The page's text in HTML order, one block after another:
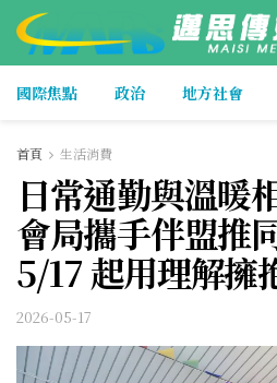
國際焦點 政治 地方社會
首頁 生活消費
日常通勤與溫暖
會局攜手伴盟推
5/17 起用理解擁
2026-05-17